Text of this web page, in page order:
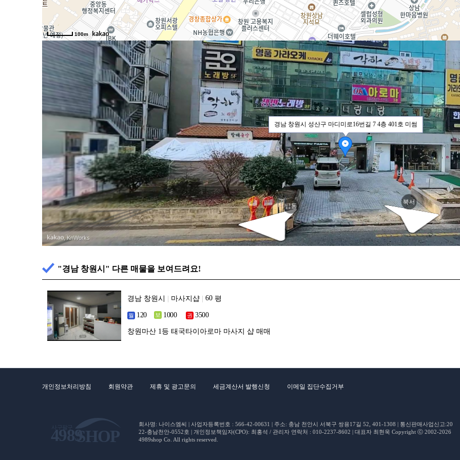
100m
마디미로16
마디미로16 북서
남동
, KnWorks
경남 창원시 성산구 마디미로16번길 7 4층 401호 미썸
"경남 창원시" 다른 매물을 보여드려요!
경남 창원시 마사지샵 평
창원마산 1등 태국타이아로마 마사지 샵 매매
개인정보처리방침 회원약관 제휴 및 광고문의 세금계산서 발행신청 이메일 집단수집거부
회사명: 나이스엠씨 | 사업자등록번호 : 566-42-00631 | 주소: 충남 천안시 서북구 쌍용17길 52, 401-1308 | 통신판매사업신고:20
22-충남천안-0552호 | 개인정보책임자(CPO): 최홍석 / 관리자 연락처 : 010-2237-8602 | 대표자 최현욱 Copyright ⓒ 2002-2026
4989shop Co. All rights reserved.